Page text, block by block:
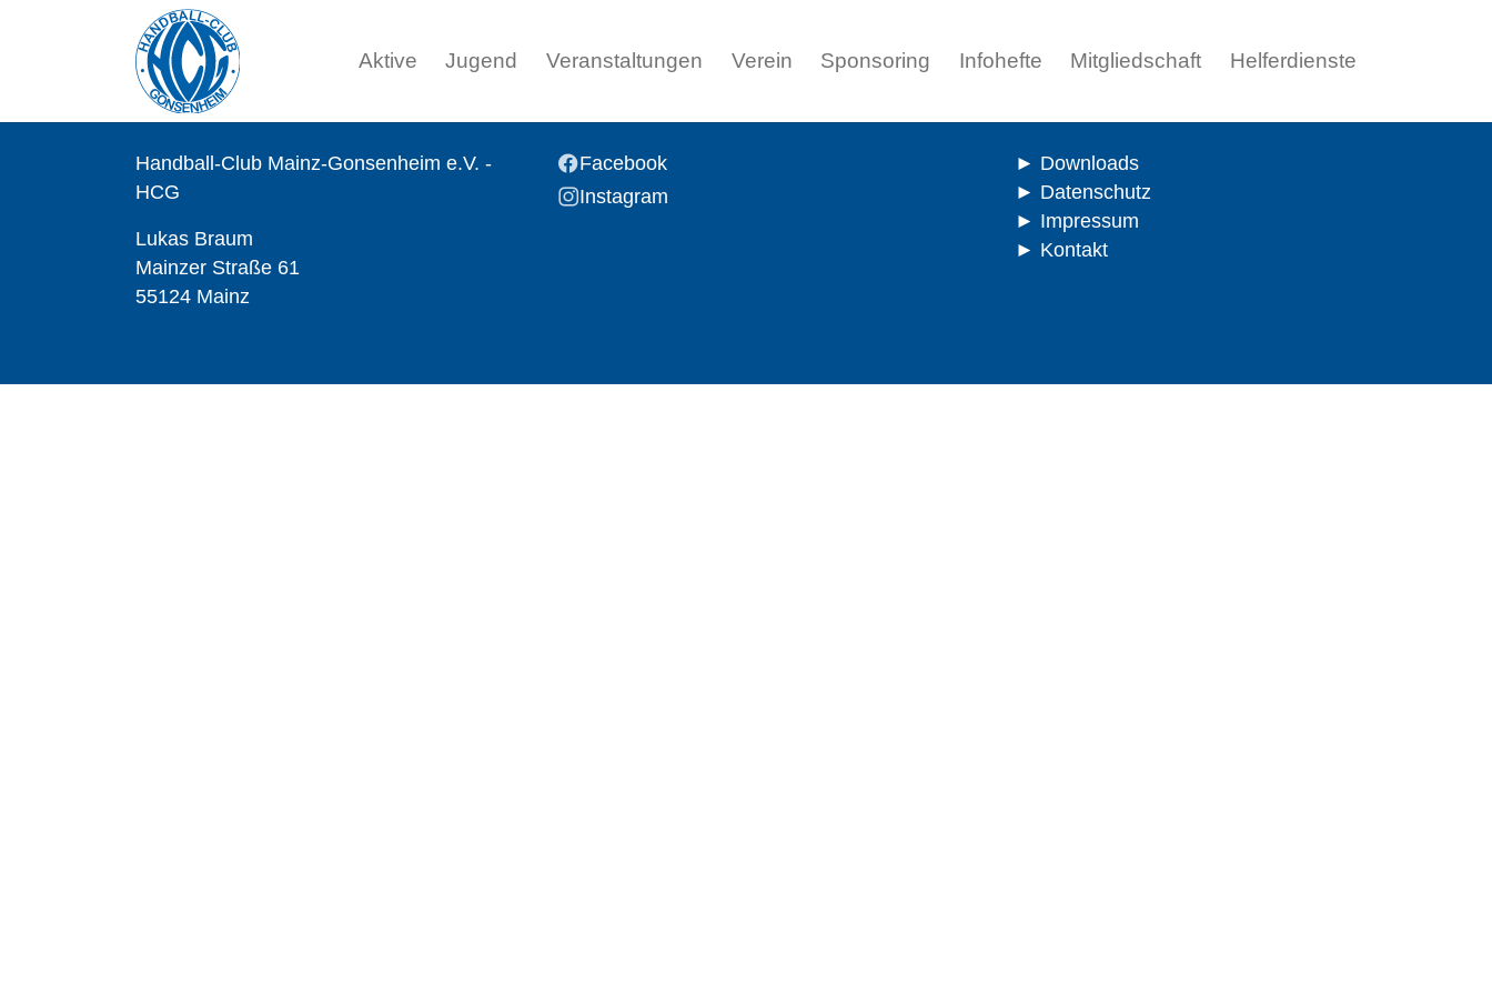
Aktive Jugend Veranstaltungen Verein Sponsoring Infohefte Mitgliedschaft Helferdienste
Handball-Club Mainz-Gonsenheim e.V. -
HCG
Lukas Braum
Mainzer Straße 61
55124 Mainz
Facebook
Instagram
Downloads
Datenschutz
Impressum
Kontakt